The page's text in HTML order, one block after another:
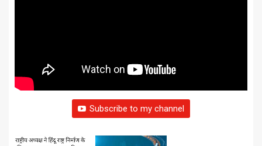
Subscribe to my channel